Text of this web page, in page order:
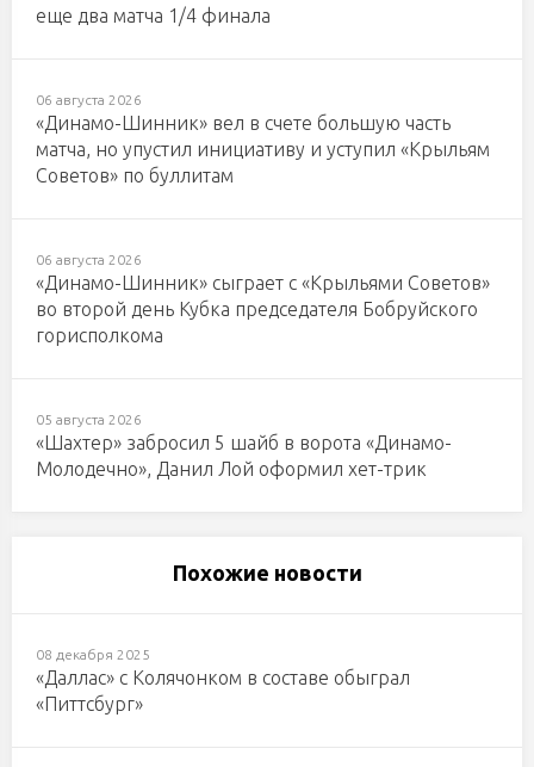
еще два матча 1/4 финала
06 августа 2026
«Динамо-Шинник» вел в счете большую часть
матча, но упустил инициативу и уступил «Крыльям
Советов» по буллитам
06 августа 2026
«Динамо-Шинник» сыграет с «Крыльями Советов»
во второй день Кубка председателя Бобруйского
горисполкома
05 августа 2026
«Шахтер» забросил 5 шайб в ворота «Динамо-
Молодечно», Данил Лой оформил хет-трик
Похожие новости
08 декабря 2025
«Даллас» с Колячонком в составе обыграл
«Питтсбург»